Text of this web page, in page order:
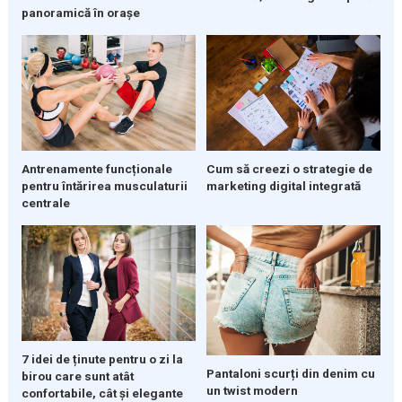
panoramică în orașe
Antrenamente funcționale
pentru întărirea musculaturii
centrale
Cum să creezi o strategie de
marketing digital integrată
7 idei de ținute pentru o zi la
birou care sunt atât
confortabile, cât și elegante
Pantaloni scurți din denim cu
un twist modern